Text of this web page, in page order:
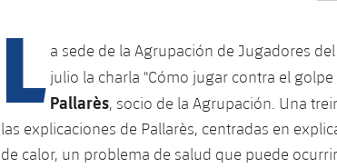
L a sede de la Agrupación de Jugadores
julio la charla "Cómo jugar contra el golpe
Pallarès, socio de la Agrupación. Una
las explicaciones de Pallarès, centradas en
de calor, un problema de salud que puede